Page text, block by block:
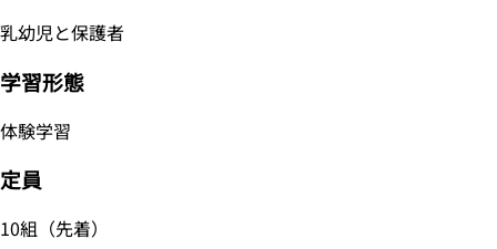
乳幼児と保護者
学習形態
体験学習
定員
10組（先着）